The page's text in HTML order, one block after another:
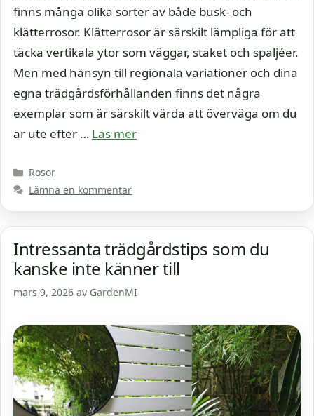
finns många olika sorter av både busk- och
klätterrosor. Klätterrosor är särskilt lämpliga för att
täcka vertikala ytor som väggar, staket och spaljéer.
Men med hänsyn till regionala variationer och dina
egna trädgårdsförhållanden finns det några
exemplar som är särskilt värda att överväga om du
är ute efter … Läs mer
Kategorier
Rosor
Lämna en kommentar
Intressanta trädgårdstips som du
kanske inte känner till
mars 9, 2026 av GardenMI